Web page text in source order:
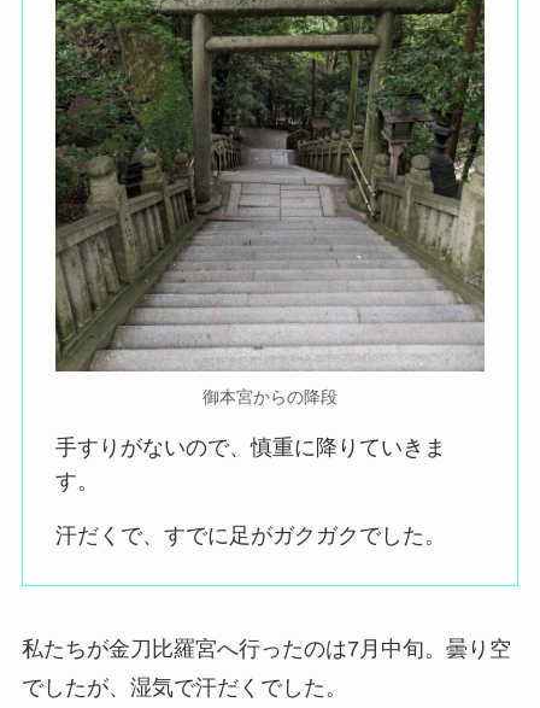
御本宮からの降段
手すりがないので、慎重に降りていきま
す。
汗だくで、すでに足がガクガクでした。
私たちが金刀比羅宮へ行ったのは7月中旬。曇り空
でしたが、湿気で汗だくでした。